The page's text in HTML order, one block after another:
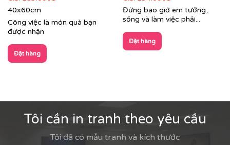
40x60cm
Công việc là món quà bạn
được nhận
Đặt hàng
Đừng bao giờ em tưởng,
sống và làm việc phải...
Đặt hàng
Tôi cần in tranh theo yêu cầu
Tôi đã có mẫu tranh và kích thước